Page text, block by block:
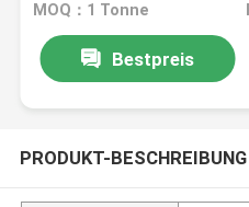
MOQ：1 Tonne
Bestpreis
PRODUKT-BESCHREIBUNG